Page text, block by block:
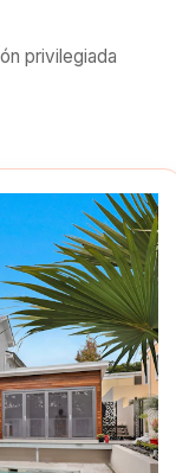
privilegiada